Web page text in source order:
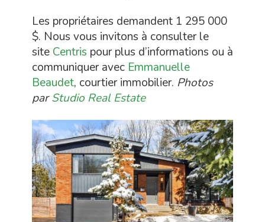
Les propriétaires demandent 1 295 000
$. Nous vous invitons à consulter le
site Centris pour plus d’informations ou à
communiquer avec Emmanuelle
Beaudet, courtier immobilier. Photos
par Studio Real Estate